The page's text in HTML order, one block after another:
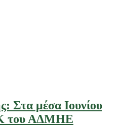
Στα μέσα Ιουνίου
του ΑΔΜΗΕ